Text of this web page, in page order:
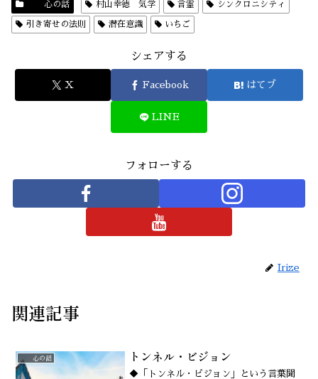
心の話 村山幸徳 気学 言霊 シンクロニシティ
引き寄せの法則 潜在意識 いちご
シェアする
X Facebook はてブ
LINE
フォローする
Irize
関連記事
心の話 トンネル・ビジョン
◆「トンネル・ビジョン」という言葉聞